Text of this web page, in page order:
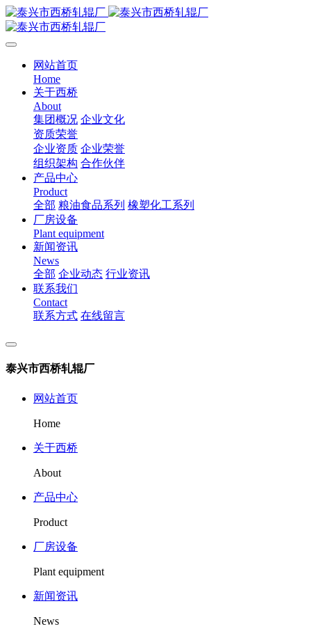
网站首页
Home
关于西桥
About
集团概况 企业文化
资质荣誉
企业资质 企业荣誉
组织架构 合作伙伴
产品中心
Product
全部 粮油食品系列 橡塑化工系列
厂房设备
Plant equipment
新闻资讯
News
全部 企业动态 行业资讯
联系我们
Contact
联系方式 在线留言
泰兴市西桥轧辊厂
网站首页
Home
关于西桥
About
产品中心
Product
厂房设备
Plant equipment
新闻资讯
News